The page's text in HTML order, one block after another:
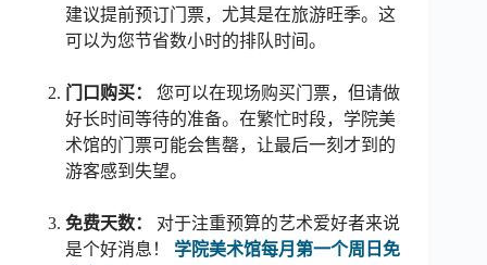
建议提前预订门票，尤其是在旅游旺季。这
可以为您节省数小时的排队时间。
门口购买：
您可以在现场购买门票，但请做
好长时间等待的准备。在繁忙时段，学院美
术馆的门票可能会售罄，让最后一刻才到的
游客感到失望。
免费天数：
对于注重预算的艺术爱好者来说
是个好消息！ 学院美术馆每月第一个周日免